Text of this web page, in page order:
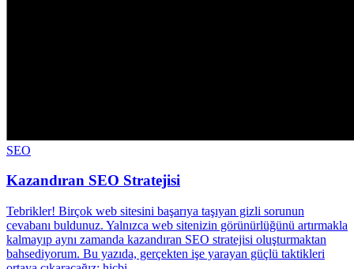
SEO
Kazandıran SEO Stratejisi
Tebrikler! Birçok web sitesini başarıya taşıyan gizli sorunun
cevabanı buldunuz. Yalnızca web sitenizin görünürlüğünü artırmakla
kalmayıp aynı zamanda kazandıran SEO stratejisi oluşturmaktan
bahsediyorum. Bu yazıda, gerçekten işe yarayan güçlü taktikleri